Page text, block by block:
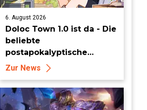
6. August 2026
Doloc Town 1.0 ist da - Die
beliebte
postapokalyptische
Farming-Simulation
verlässt heute den Early
Access
Zur News